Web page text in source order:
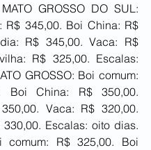
GROSSO DO SUL:
R$ 345,00. Boi China: R$
R$ 345,00. Vaca: R$
R$ 325,00. Escalas:
GROSSO: Boi comum:
Boi China: R$ 350,00.
Vaca: R$ 320,00.
330,00. Escalas: oito dias.
comum: R$ 325,00. Boi